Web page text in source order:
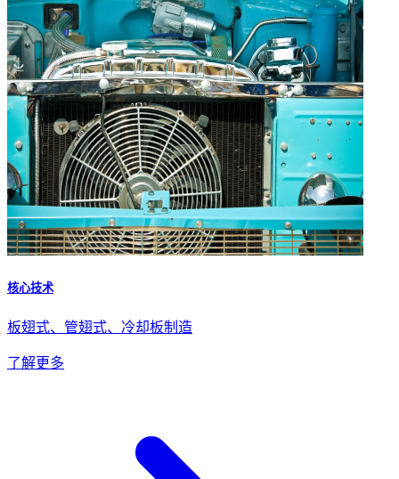
核心技术
板翅式、管翅式、冷却板制造
了解更多